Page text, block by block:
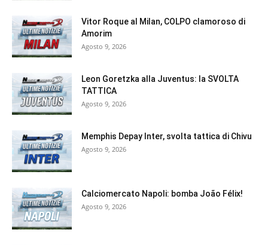
Vitor Roque al Milan, COLPO clamoroso di
Amorim
Agosto 9, 2026
Leon Goretzka alla Juventus: la SVOLTA
TATTICA
Agosto 9, 2026
Memphis Depay Inter, svolta tattica di Chivu
Agosto 9, 2026
Calciomercato Napoli: bomba João Félix!
Agosto 9, 2026